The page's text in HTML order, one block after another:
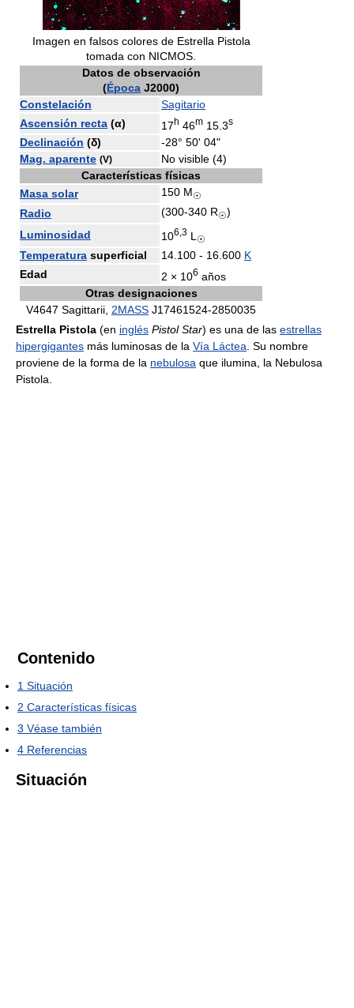
Imagen en falsos colores de Estrella Pistola
tomada con NICMOS.
Datos de observación
(Época J2000)
Constelación
Sagitario
Ascensión recta (α) 17h 46m 15.3s
Declinación (δ)
-28° 50' 04"
Mag. aparente (V)
No visible (4)
Características físicas
Masa solar
150 M☉
Radio (300-340 R☉)
Luminosidad
106,3 L ☉
Temperatura superficial 14.100 - 16.600 K
Edad
2 × 106 años
Otras designaciones
V4647 Sagittarii, 2MASS J17461524-2850035
Estrella Pistola (en inglés Pistol Star) es una de las estrellas
hipergigantes más luminosas de la Vía Láctea . Su nombre
proviene de la forma de la nebulosa que ilumina, la Nebulosa
Pistola.
Contenido
1 Situación
2 Características físicas
3 Véase también
4 Referencias
Situación